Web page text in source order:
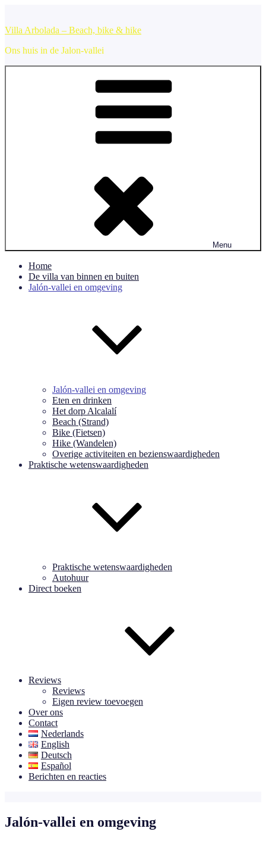
de
Villa Arbolada – Beach, bike & hike
Ons huis in de Jalon-vallei
Menu
Home
De villa van binnen en buiten
Jalón-vallei en omgeving
Jalón-vallei en omgeving
Eten en drinken
Het dorp Alcalalí
Beach (Strand)
Bike (Fietsen)
Hike (Wandelen)
Overige activiteiten en bezienswaardigheden
Praktische wetenswaardigheden
Praktische wetenswaardigheden
Autohuur
Direct boeken
Reviews
Reviews
Eigen review toevoegen
Over ons
Contact
Nederlands
English
Deutsch
Español
Berichten en reacties
Jalón-vallei en omgeving